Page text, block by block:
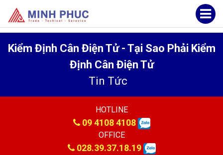
Kiểm Định Cân Điện Tử - Tại Sao Phải Kiểm
Định Cân Điện Tử
Tin Tức
HOTLINE
09 4108 4108
OFFICE
028.39.37.18.19